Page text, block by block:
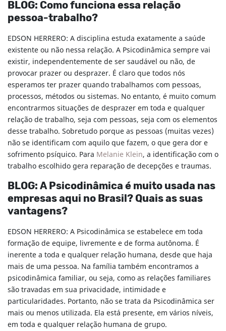
BLOG: Como funciona essa relação
pessoa-trabalho?
EDSON HERRERO: A disciplina estuda exatamente a saúde
existente ou não nessa relação. A Psicodinâmica sempre vai
existir, independentemente de ser saudável ou não, de
provocar prazer ou desprazer. É claro que todos nós
esperamos ter prazer quando trabalhamos com pessoas,
processos, métodos ou sistemas. No entanto, é muito comum
encontrarmos situações de desprazer em toda e qualquer
relação de trabalho, seja com pessoas, seja com os elementos
desse trabalho. Sobretudo porque as pessoas (muitas vezes)
não se identificam com aquilo que fazem, o que gera dor e
sofrimento psíquico. Para Melanie Klein, a identificação com o
trabalho escolhido gera reparação de decepções e traumas.
BLOG: A Psicodinâmica é muito usada nas
empresas aqui no Brasil? Quais as suas
vantagens?
EDSON HERRERO: A Psicodinâmica se estabelece em toda
formação de equipe, livremente e de forma autônoma. É
inerente a toda e qualquer relação humana, desde que haja
mais de uma pessoa. Na família também encontramos a
psicodinâmica familiar, ou seja, como as relações familiares
são travadas em sua privacidade, intimidade e
particularidades. Portanto, não se trata da Psicodinâmica ser
mais ou menos utilizada. Ela está presente, em vários níveis,
em toda e qualquer relação humana de grupo.